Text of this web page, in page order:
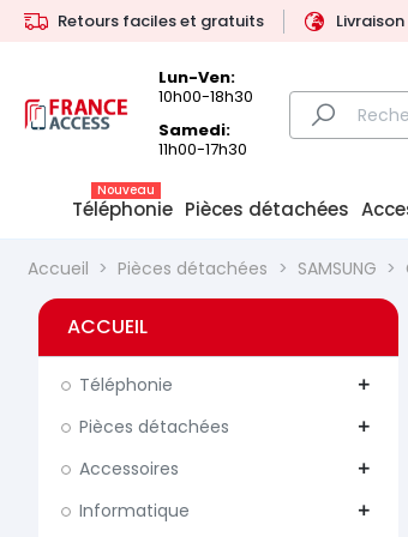
Retours faciles et gratuits
Lun-Ven:
10h00-18h30
Samedi:
11h00-17h30
Téléphonie
Nouveau
Pièces détachées
Accueil Pièces détachées SAMSUNG
ACCUEIL
Téléphonie add
Pièces détachées add
Accessoires add
Informatique add